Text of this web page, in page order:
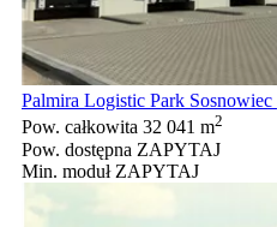
Palmira Logistic Park Sosnowiec
Pow. całkowita 32 041 m2
Pow. dostępna ZAPYTAJ
Min. moduł ZAPYTAJ